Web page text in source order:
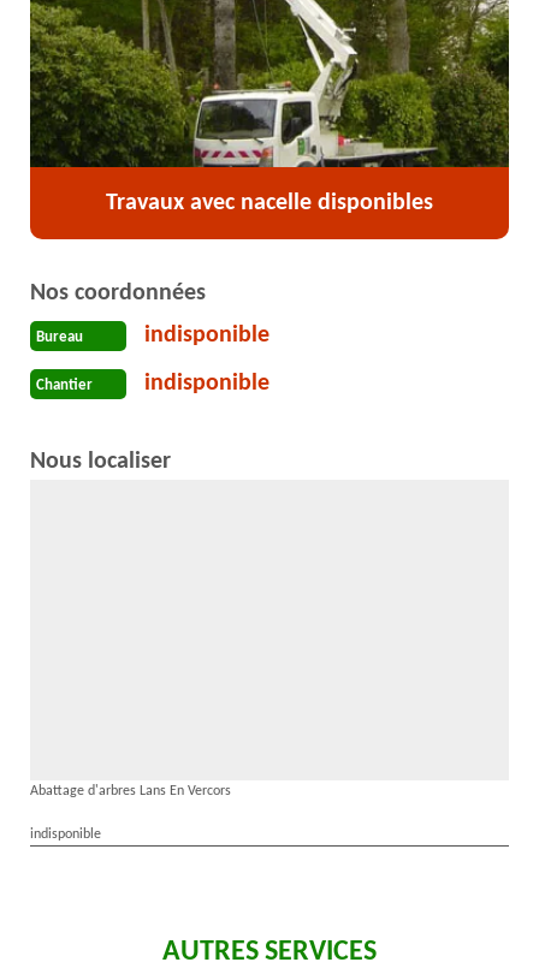
Travaux avec nacelle disponibles
Nos coordonnées
Bureau indisponible
Chantier indisponible
Nous localiser
Abattage d'arbres Lans En Vercors
indisponible
AUTRES SERVICES